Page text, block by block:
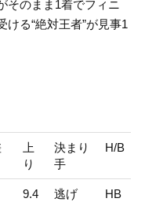
そのまま1着でフィニ
る“絶対王者”が見事1
上
り
決まり
手
H/B
9.4 逃げ HB